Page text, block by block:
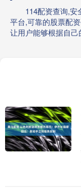
114配资查询,安
平台,可靠的股票配
让用户能够根据自己